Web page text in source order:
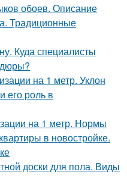
обоев. Описание
Традиционные
Куда специалисты
на 1 метр. Уклон
его роль в
на 1 метр. Нормы
в новостройке.
доски для пола. Виды